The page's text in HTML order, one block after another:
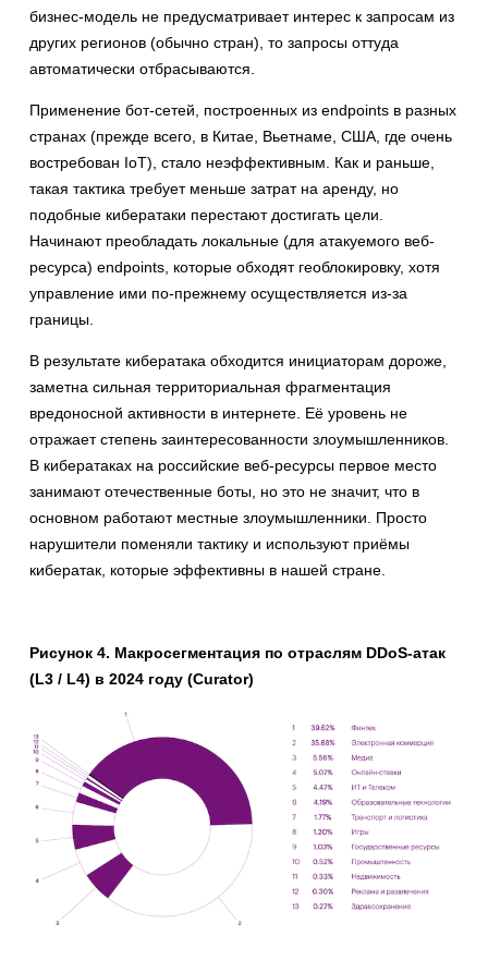
бизнес-модель не предусматривает интерес к запросам из
других регионов (обычно стран), то запросы оттуда
автоматически отбрасываются.
Применение бот-сетей, построенных из endpoints в разных
странах (прежде всего, в Китае, Вьетнаме, США, где очень
востребован IoT), стало неэффективным. Как и раньше,
такая тактика требует меньше затрат на аренду, но
подобные кибератаки перестают достигать цели.
Начинают преобладать локальные (для атакуемого веб-
ресурса) endpoints, которые обходят геоблокировку, хотя
управление ими по-прежнему осуществляется из-за
границы.
В результате кибератака обходится инициаторам дороже,
заметна сильная территориальная фрагментация
вредоносной активности в интернете. Её уровень не
отражает степень заинтересованности злоумышленников.
В кибератаках на российские веб-ресурсы первое место
занимают отечественные боты, но это не значит, что в
основном работают местные злоумышленники. Просто
нарушители поменяли тактику и используют приёмы
кибератак, которые эффективны в нашей стране.
Рисунок 4. Макросегментация по отраслям DDoS-атак
(L3 / L4) в 2024 году (Curator)